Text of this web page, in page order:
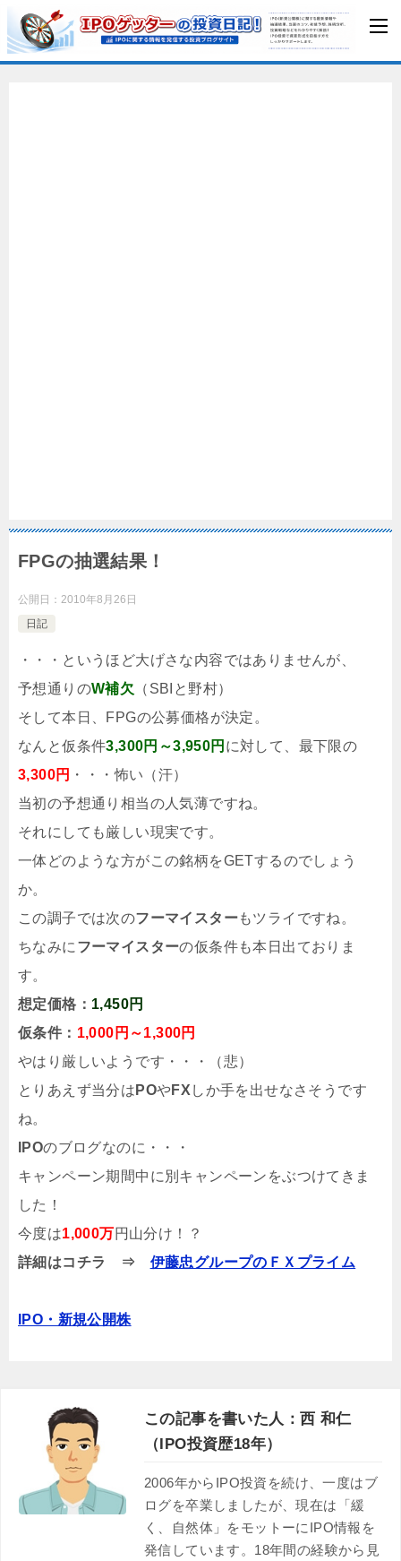
FPGの抽選結果！
公開日： 2010年8月26日
日記
・・・というほど大げさな内容ではありませんが、
予想通りのW補欠 （SBIと野村）
そして本日、FPGの公募価格が決定。
なんと仮条件3,300円～3,950円 に対して、最下限の
3,300円 ・・・怖い（汗）
当初の予想通り相当の人気薄ですね。
それにしても厳しい現実です。
一体どのような方がこの銘柄をGETするのでしょう
か。
この調子では次のフーマイスターもツライですね。
ちなみに フーマイスターの仮条件も本日出ておりま
す。
想定価格： 1,450円
仮条件： 1,000円～1,300円
やはり厳しいようです・・・（悲）
とりあえず当分は POやFX しか手を出せなさそうです
ね。
IPOのブログなのに・・・
キャンペーン期間中に別キャンペーンをぶつけてきま
した！
今度は1,000万 円山分け！？
詳細はコチラ ⇒ 伊藤忠グループのＦＸプライム
IPO・新規公開株
この記事を書いた人：西 和仁
（IPO投資歴18年）
2006年からIPO投資を続け、一度はブ
ログを卒業しましたが、現在は「緩
く、自然体」をモットーにIPO情報を
発信しています。18年間の経験から見